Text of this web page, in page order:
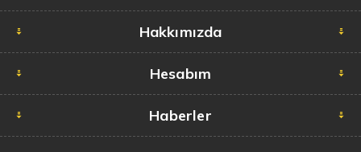
Hakkımızda
Hesabım
Haberler